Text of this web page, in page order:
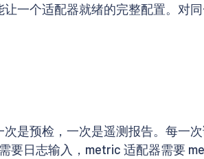
一个适配器就绪的完整配置。对
是预检，一次是遥测报告。每一
要日志输入，metric 适配器需要